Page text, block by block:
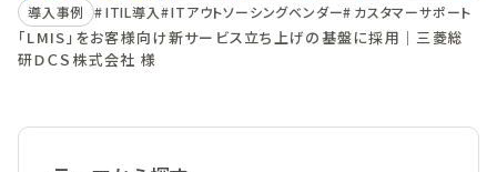
導入事例 ITIL導入 ITアウトソーシングベンダー カスタマーサポート
「LMIS」をお客様向け新サービス立ち上げの基盤に採用｜三菱総
研ＤＣＳ株式会社 様